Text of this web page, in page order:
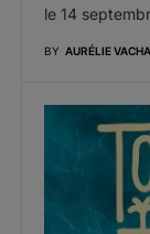
le 14
BY AURÉLIE